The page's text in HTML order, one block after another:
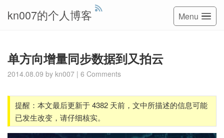
kn007的个人博客 Menu
单方向增量同步数据到又拍云
2014.08.09 by kn007 | 6 Comments
提醒：本文最后更新于 4382 天前，文中所描述的信息可能
已发生改变，请仔细核实。